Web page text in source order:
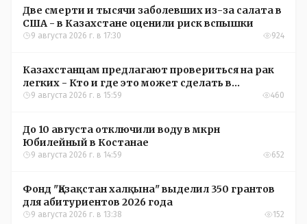
Две смерти и тысячи заболевших из-за салата в
США - в Казахстане оценили риск вспышки
9 августа 2026 г. в 17:30 924
Казахстанцам предлагают провериться на рак
легких - Кто и где это может сделать в
Костанайской области
9 августа 2026 г. в 15:59 460
До 10 августа отключили воду в мкрн
Юбилейный в Костанае
9 августа 2026 г. в 14:59 652
Фонд "Қазақстан халқына" выделил 350 грантов
для абитуриентов 2026 года
9 августа 2026 г. в 13:38 152